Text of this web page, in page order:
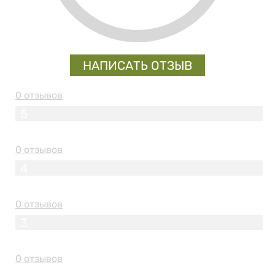
НАПИСАТЬ ОТЗЫВ
0 отзывов
0 отзывов
0 отзывов
0 отзывов